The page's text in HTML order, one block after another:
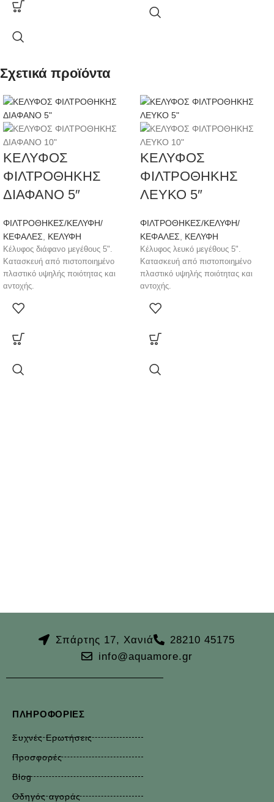
Σχετικά προϊόντα
ΚΕΛΥΦΟΣ
ΦΙΛΤΡΟΘΗΚΗΣ
ΔΙΑΦΑΝΟ 5″
ΦΙΛΤΡΟΘΗΚΕΣ/ΚΕΛΥΦΗ/
ΚΕΦΑΛΕΣ
ΚΕΛΥΦΗ
Κέλυφος διάφανο μεγέθους 5".
Κατασκευή από πιστοποιημένο
πλαστικό υψηλής ποιότητας και
αντοχής.
ΚΕΛΥΦΟΣ
ΦΙΛΤΡΟΘΗΚΗΣ
ΛΕΥΚΟ 5″
ΦΙΛΤΡΟΘΗΚΕΣ/ΚΕΛΥΦΗ/
ΚΕΦΑΛΕΣ
ΚΕΛΥΦΗ
Κέλυφος λευκό μεγέθους 5".
Κατασκευή από πιστοποιημένο
πλαστικό υψηλής ποιότητας και
αντοχής.
Σπάρτης 17, Χανιά
28210 45175
info@aquamore.gr
ΠΛΗΡΟΦΟΡΊΕΣ
Συχνές Ερωτήσεις
Προσφορές
Blog
Οδηγός αγοράς